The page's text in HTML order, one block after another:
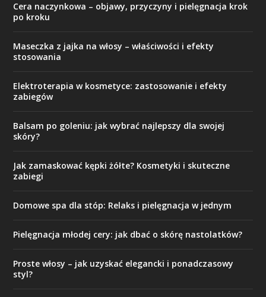
Cera naczynkowa – objawy, przyczyny i pielęgnacja krok
po kroku
Maseczka z jajka na włosy – właściwości i efekty
stosowania
Elektroterapia w kosmetyce: zastosowanie i efekty
zabiegów
Balsam po goleniu: jak wybrać najlepszy dla swojej
skóry?
Jak zamaskować kępki żółte? Kosmetyki i skuteczne
zabiegi
Domowe spa dla stóp: Relaks i pielęgnacja w jednym
Pielęgnacja młodej cery: jak dbać o skórę nastolatków?
Proste włosy – jak uzyskać elegancki i ponadczasowy
styl?